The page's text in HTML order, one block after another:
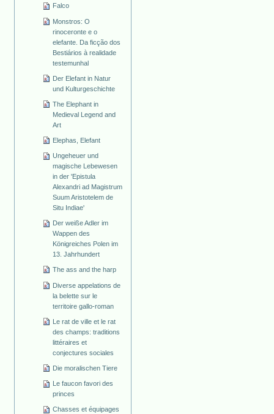
Falco
Monstros: O
rinoceronte e o
elefante. Da ficção dos
Bestiários à realidade
testemunhal
Der Elefant in Natur
und Kulturgeschichte
The Elephant in
Medieval Legend and
Art
Elephas, Elefant
Ungeheuer und
magische Lebewesen
in der 'Epistula
Alexandri ad Magistrum
Suum Aristotelem de
Situ Indiae'
Der weiße Adler im
Wappen des
Königreiches Polen im
13. Jahrhundert
The ass and the harp
Diverse appelations de
la belette sur le
territoire gallo-roman
Le rat de ville et le rat
des champs: traditions
littéraires et
conjectures sociales
Die moralischen Tiere
Le faucon favori des
princes
Chasses et équipages